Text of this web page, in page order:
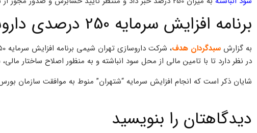
برنامه افزایش سرمایه 250 درصدی داروسازی تهران شیمی
به گزارش سبدگردان هدف
در نظر دارد تا با تامین مالی از محل سود انباشته و به منظور اصلاح ساختار مالی، سرمایه فعلی را از 44.5 به
شایان ذکر است که انجام افزایش سرمایه “شتهران” منوط به موافقت سازمان
دیدگاهتان را بنویسید